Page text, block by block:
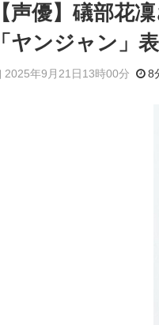
【声優】礒部花
「ヤンジャン」
2025年9月21日13時00分 8